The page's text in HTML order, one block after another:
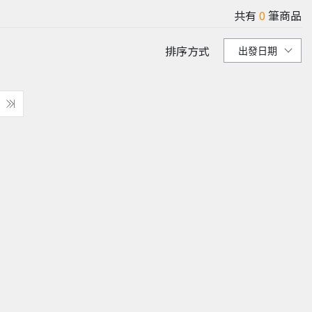
共有 0筆商品
排序方式